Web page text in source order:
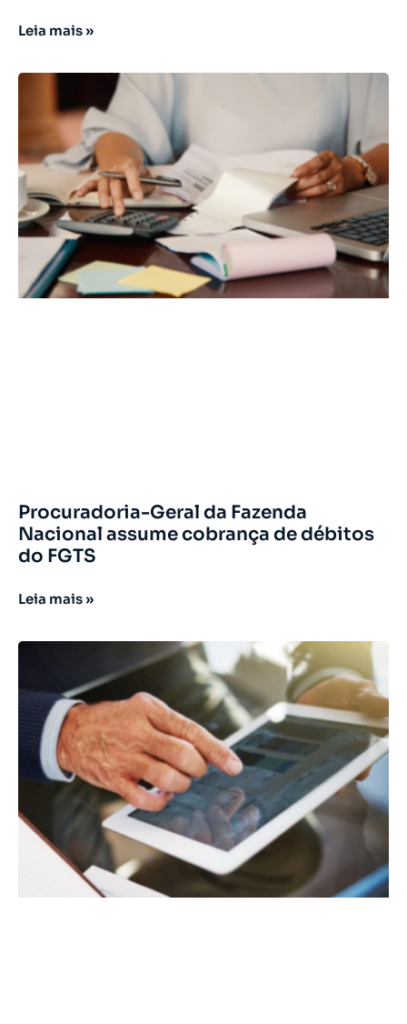
Leia mais »
Procuradoria-Geral da Fazenda
Nacional assume cobrança de débitos
do FGTS
Leia mais »